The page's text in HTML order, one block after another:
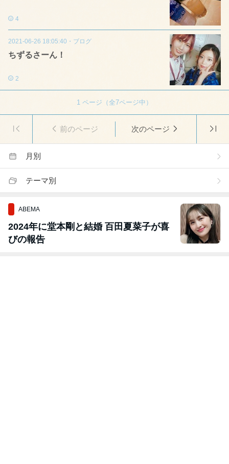
4
2021-06-26 18:05:40 ・ ブログ
ちずるさーん！
2
1 ページ（全7ページ中）
前のページ 次のページ
月別
テーマ別
ABEMA
2024年に堂本剛と結婚 百田夏菜子が喜
びの報告